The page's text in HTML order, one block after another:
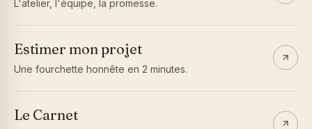
L'atelier, l'équipe, la promesse.
Estimer mon projet
Une fourchette honnête en 2 minutes.
Le Carnet